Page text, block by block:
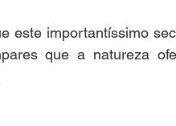
este importantíssimo
que a natureza